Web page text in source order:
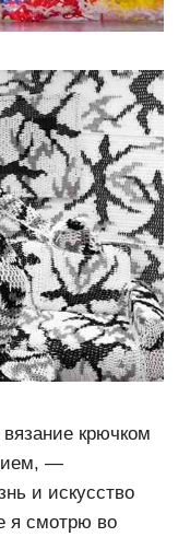
крючком
—
и искусство
я смотрю во